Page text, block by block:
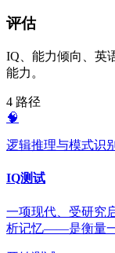
评估
IQ、能力倾向、英
能力。
4 路径
🧠
逻辑推理与模式识别
IQ测试
一项现代、受研究
析记忆——是衡量一